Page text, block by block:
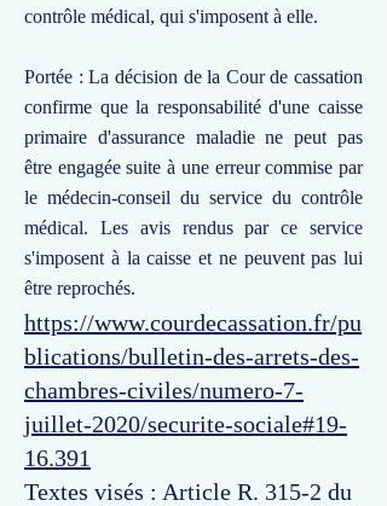
contrôle médical, qui s'imposent à elle.
Portée : La décision de la Cour de cassation
confirme que la responsabilité d'une caisse
primaire d'assurance maladie ne peut pas
être engagée suite à une erreur commise par
le médecin-conseil du service du contrôle
médical. Les avis rendus par ce service
s'imposent à la caisse et ne peuvent pas lui
être reprochés.
https://www.courdecassation.fr/pu
blications/bulletin-des-arrets-des-
chambres-civiles/numero-7-
juillet-2020/securite-sociale#19-
16.391
Textes visés : Article R. 315-2 du